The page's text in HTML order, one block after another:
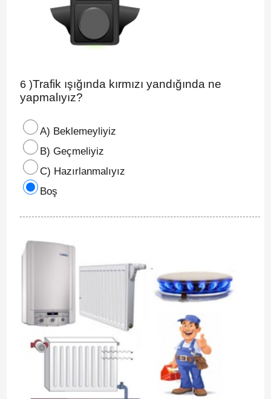
6 )Trafik ışığında kırmızı yandığında ne
yapmalıyız?
A) Beklemeyliyiz
B) Geçmeliyiz
C) Hazırlanmalıyız
Boş